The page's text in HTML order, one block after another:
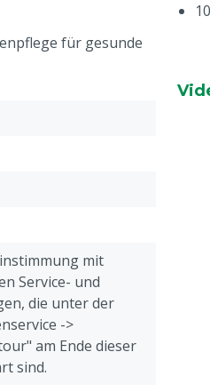
für gesunde
mit weniger
mehr mit
von scharfen
mit
Service- und
die unter der
->
am Ende dieser
sind.